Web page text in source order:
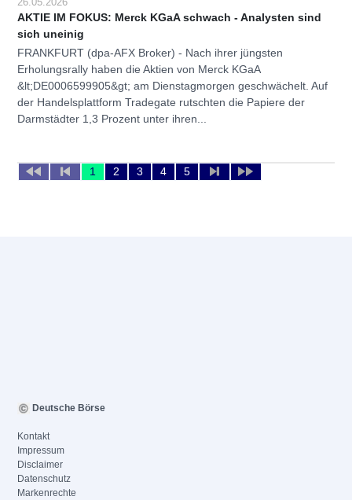
AKTIE IM FOKUS: Merck KGaA schwach - Analysten sind
sich uneinig
FRANKFURT (dpa-AFX Broker) - Nach ihrer jüngsten
Erholungsrally haben die Aktien von Merck KGaA
&lt;DE0006599905&gt; am Dienstagmorgen geschwächelt. Auf
der Handelsplattform Tradegate rutschten die Papiere der
Darmstädter 1,3 Prozent unter ihren...
1 2 3 4 5
Deutsche Börse
Kontakt
Impressum
Disclaimer
Datenschutz
Markenrechte